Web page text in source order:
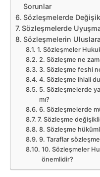
Sorunlar
Sözleşmelerde
Sözleşmelerde
Sözleşmelerin
1. Sözleşmeler
2. Sözleşme ne
3. Sözleşme feshi
4. Sözleşme ihlali
5. Sözleşmelerde
mı?
6. Sözleşmelerde
7. Sözleşme
8. Sözleşme
9. Taraflar
10. Sözleşmeler
önemlidir?